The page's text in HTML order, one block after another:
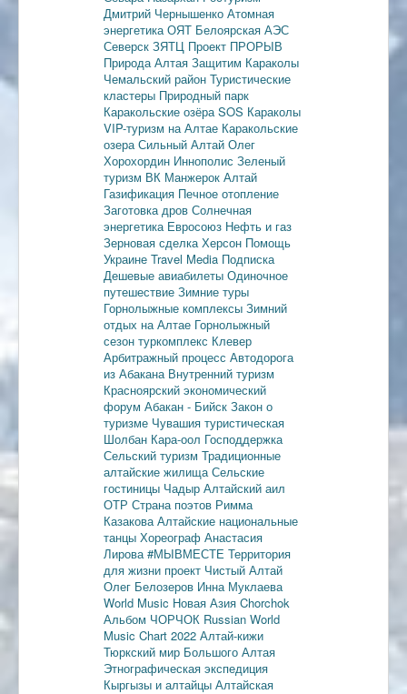
Дмитрий Чернышенко Атомная
энергетикаОЯТ Белоярская АЭС
Северск ЗЯТЦ Проект ПРОРЫВ
Природа Алтая Защитим Караколы
Чемальский район Туристические
кластеры Природный парк
Каракольские озёраSOS Караколы
VIP-туризм на Алтае Каракольские
озераСильный Алтай Олег
Хорохордин Иннополис Зеленый
туризм ВК Манжерок Алтай
Газификация Печное отопление
Заготовка дров Солнечная
энергетика Евросоюз Нефть и газ
Зерновая сделкаХерсон Помощь
Украине Travel Media Подписка
Дешевые авиабилеты Одиночное
путешествие Зимние туры
Горнолыжные комплексы Зимний
отдых на Алтае Горнолыжный
сезон туркомплекс Клевер
Арбитражный процесс Автодорога
из Абакана Внутренний туризм
Красноярский экономический
форум Абакан - Бийск Закон о
туризме Чувашия туристическая
Шолбан Кара-оол Господдержка
Сельский туризм Традиционные
алтайские жилищаСельские
гостиницы Чадыр Алтайский аил
ОТР Страна поэтов Римма
КазаковаАлтайские национальные
танцы Хореограф Анастасия
Лирова#МЫВМЕСТЕ Территория
для жизни проект Чистый Алтай
Олег Белозеров Инна Муклаева
World Music Новая Азия Chorchok
Альбом ЧОРЧОК Russian World
Music Chart 2022 Алтай-кижи
Тюркский мир Большого Алтая
Этнографическая экспедиция
Кыргызы и алтайцы Алтайская